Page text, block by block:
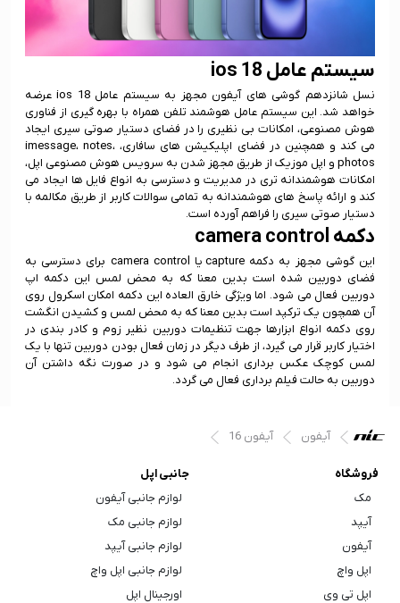
سیستم عامل ios 18
نسل شانزدهم گوشی های‌ آیفون مجهز به سیستم عامل ios 18 عرضه
خواهد شد. این سیستم عامل هوشمند تلفن همراه با بهره گیری از فناوری
هوش مصنوعی، امکانات بی نظیری را در فضای دستیار صوتی سیری ایجاد
می کند و همچنین در فضای اپلیکیشن های سافاری، imessage، notes،
photos و اپل موزیک از طریق مجهز شدن به سرویس هوش مصنوعی اپل،
امکانات هوشمندانه تری در مدیریت و دسترسی به انواع فایل ها ایجاد می
کند و ارائه پاسخ های هوشمندانه به تمامی سوالات کاربر از طریق مکالمه با
دستیار صوتی سیری را فراهم آورده است.
دکمه camera control
این گوشی مجهز به دکمه capture یا camera control برای دسترسی به
فضای دوربین شده است بدین معنا که به محض لمس این دکمه اپ
دوربین فعال می شود. اما ویژگی خارق العاده این دکمه امکان اسکرول روی
آن همچون یک ترکپد است بدین معنا که به محض لمس و کشیدن انگشت
روی دکمه انواع ابزارها جهت تنظیمات دوربین نظیر زوم و کادر بندی در
اختیار کاربر قرار می گیرد، از طرف دیگر در زمان فعال بودن دوربین تنها با یک
لمس کوچک عکس برداری انجام می شود و در صورت نگه داشتن آن
دوربین به حالت فیلم برداری فعال می گردد.
آیفون آیفون 16
فروشگاه
مک
آیپد
آیفون
اپل واچ
اپل تی وی
جانبی اپل
لوازم جانبی آیفون
لوازم جانبی مک
لوازم جانبی آیپد
لوازم جانبی اپل واچ
اورجینال اپل